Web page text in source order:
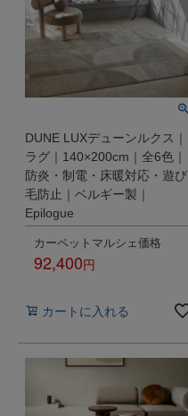
DUNE LUXデューンルクス｜
ラグ｜140×200cm｜全6色｜
防炎・制電・床暖対応・遊び
毛防止｜ベルギー製｜
Epilogue
カーペットマルシェ価格
92,400
カートに入れる